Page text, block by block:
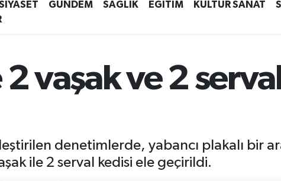
6660.55
BİST100 13.779 %-14
GÜNDEM SAĞLIK EĞİTİM KÜLTÜR SANAT
vaşak ve 2
denetimlerde, yabancı plakalı bir
ile 2 serval kedisi ele geçirildi.